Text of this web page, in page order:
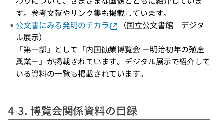
す。参考文献やリンク集も掲載しています。
公文書にみる発明のチカラ
（国立公文書館 デジタ
ル展示）
「第一部」として「内国勧業博覧会 －明治初年の殖産
興業－」が掲載されています。デジタル展示で紹介して
いる資料の一覧も掲載されています。
4-3. 博覧会関係資料の目録